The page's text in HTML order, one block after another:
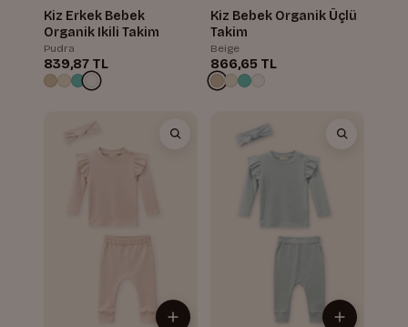
Kiz Erkek Bebek
Organik Ikili Takim
Pudra
839,87 TL
Kiz Bebek Organik Üçlü
Takim
Beige
866,65 TL